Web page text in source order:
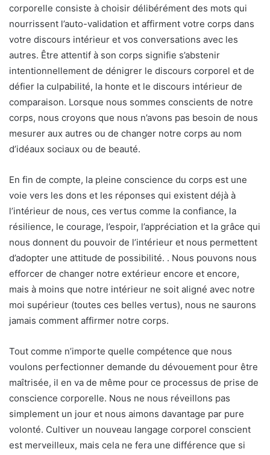
corporelle consiste à choisir délibérément des mots qui
nourrissent l’auto-validation et affirment votre corps dans
votre discours intérieur et vos conversations avec les
autres. Être attentif à son corps signifie s’abstenir
intentionnellement de dénigrer le discours corporel et de
défier la culpabilité, la honte et le discours intérieur de
comparaison. Lorsque nous sommes conscients de notre
corps, nous croyons que nous n’avons pas besoin de nous
mesurer aux autres ou de changer notre corps au nom
d’idéaux sociaux ou de beauté.
En fin de compte, la pleine conscience du corps est une
voie vers les dons et les réponses qui existent déjà à
l’intérieur de nous, ces vertus comme la confiance, la
résilience, le courage, l’espoir, l’appréciation et la grâce qui
nous donnent du pouvoir de l’intérieur et nous permettent
d’adopter une attitude de possibilité. . Nous pouvons nous
efforcer de changer notre extérieur encore et encore,
mais à moins que notre intérieur ne soit aligné avec notre
moi supérieur (toutes ces belles vertus), nous ne saurons
jamais comment affirmer notre corps.
Tout comme n’importe quelle compétence que nous
voulons perfectionner demande du dévouement pour être
maîtrisée, il en va de même pour ce processus de prise de
conscience corporelle. Nous ne nous réveillons pas
simplement un jour et nous aimons davantage par pure
volonté. Cultiver un nouveau langage corporel conscient
est merveilleux, mais cela ne fera une différence que si